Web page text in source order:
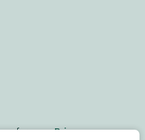
onsPrivacy